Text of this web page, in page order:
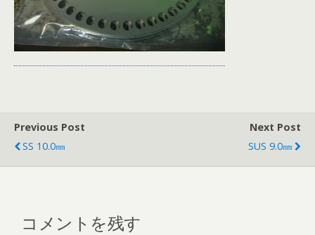
Previous Post
SS 10.0㎜
Next Post
SUS 9.0㎜
コメントを残す